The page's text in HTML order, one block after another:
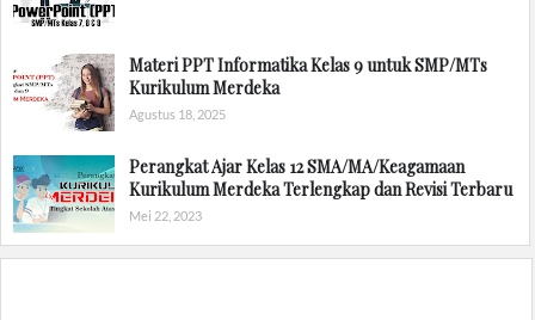
Materi PPT Informatika Kelas 9 untuk SMP/MTs
Kurikulum Merdeka
Agustus 18, 2025
Perangkat Ajar Kelas 12 SMA/MA/Keagamaan
Kurikulum Merdeka Terlengkap dan Revisi Terbaru
Mei 22, 2023